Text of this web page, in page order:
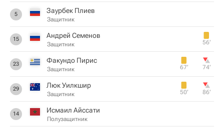
5 Заурбек Плиев
Защитник
15 Андрей Семенов
Защитник 56‎’‎
23 Факундо Пирис
Защитник 67‎’‎ 74‎’‎
29 Люк Уилкшир
Защитник 50‎’‎ 86‎’‎
14 Исмаил Айссати
Полузащитник